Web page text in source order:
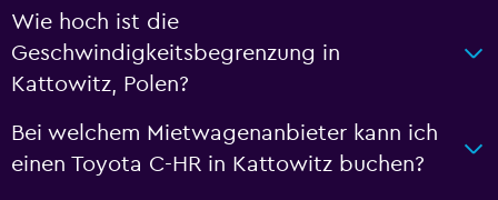
Wie hoch ist die
Geschwindigkeitsbegrenzung in
Kattowitz, Polen?
Bei welchem Mietwagenanbieter kann ich
einen Toyota C-HR in Kattowitz buchen?